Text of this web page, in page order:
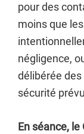
pour des
moins que
négligence,
délibérée
sécurité
En séance,